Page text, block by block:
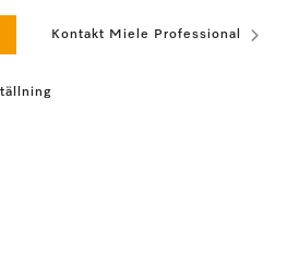
Kontakt Miele Professional